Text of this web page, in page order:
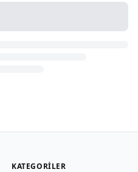
KATEGORILER